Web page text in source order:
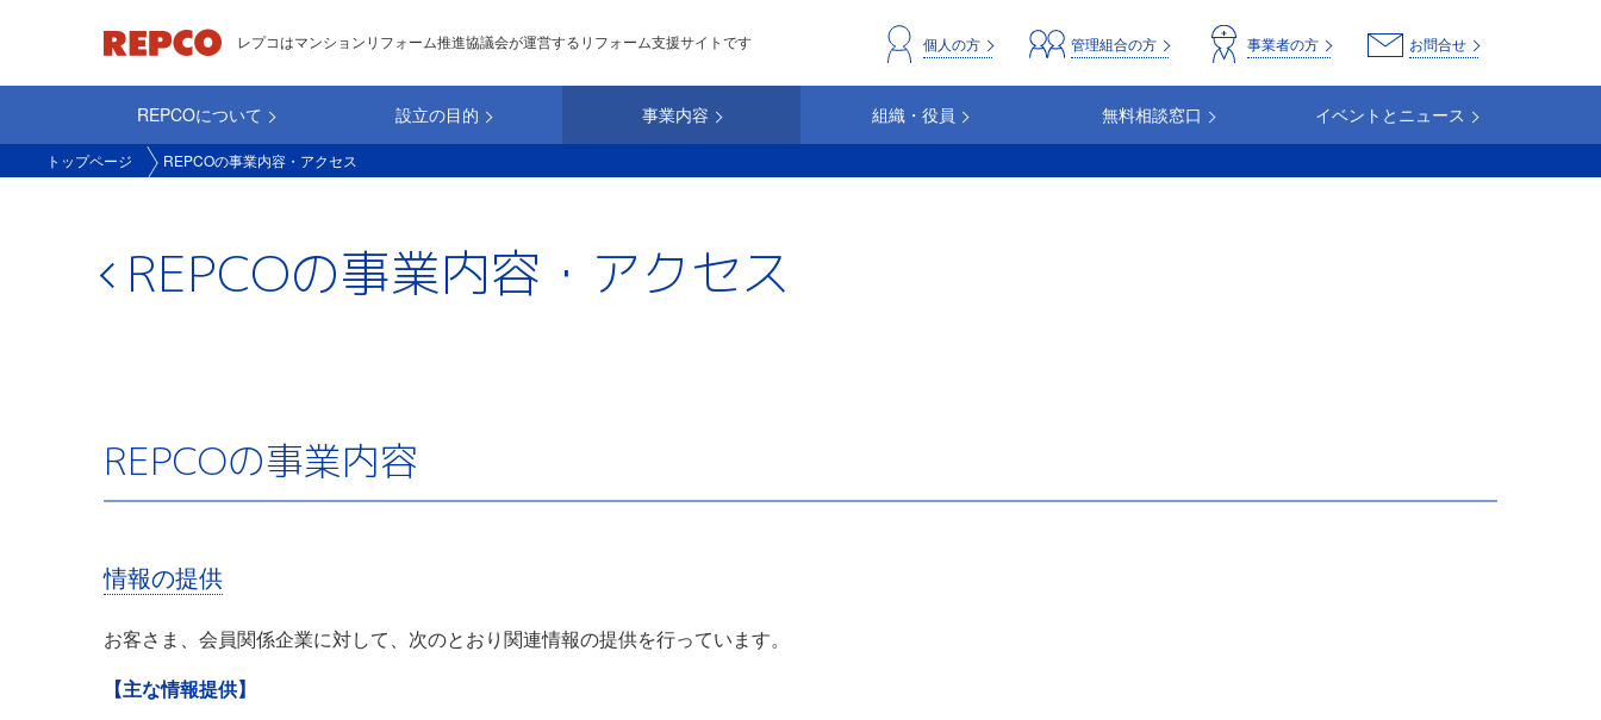
ン
ン
テ
レプコはマンションリフォーム推進協議会が運営するリフォーム支援サイトです header_repco お問合せ
事業者の方
管理組合の方
個人の方
main_repco
REPCOについて 設立の目的 事業内容 組織・役員 無料相談窓口 イベントとニュース
トップページ REPCOの事業内容・アクセス
REPCOの事業内容・アクセス
REPCOの事業内容
情報の提供
お客さま、会員関係企業に対して、次のとおり関連情報の提供を行っています。
【主な情報提供】